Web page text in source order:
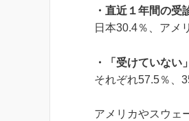
・直近１年間の
日本30.4％、アメ
・「受けていない
それぞれ57.5％、
アメリカやスウェ